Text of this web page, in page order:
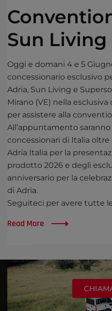
Sun Living
Oggi e domani 4 e 5
concessionario esclusivo
Adria, Sun Living e
Mirano (VE) nella esclusiva
per assistere alla
All’appuntamento
concessionari di Italia
Adria Italia per la
prodotto 2026 e degli
anniversario per la
di Adria.
Seguiteci per avere tutte
Read More